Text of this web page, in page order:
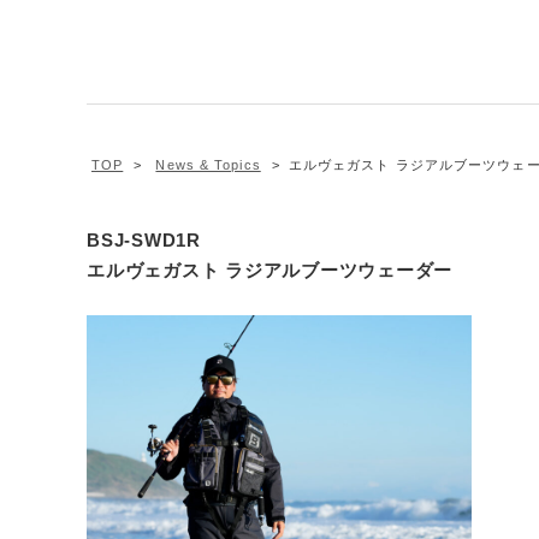
TOP News & Topics エルヴェガスト ラジアルブーツウェ
BSJ-SWD1R
エルヴェガスト ラジアルブーツウェーダー